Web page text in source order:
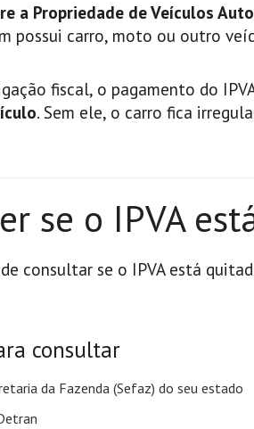
a Propriedade de Veículos
possui carro, moto ou outro
fiscal, o pagamento do
. Sem ele, o carro fica
se o IPVA
consultar se o IPVA está
consultar
da Fazenda (Sefaz) do seu estado